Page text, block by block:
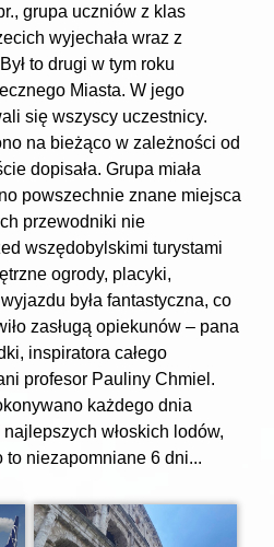
grupa uczniów z klas
wyjechała wraz z
to drugi w tym roku
Miasta. W jego
się wszyscy uczestnicy.
na bieżąco w zależności od
dopisała. Grupa miała
powszechnie znane miejsca
przewodniki nie
wszędobylskimi turystami
ogrody, placyki,
była fantastyczna, co
zasługą opiekunów – pana
inspiratora całego
profesor Pauliny Chmiel.
każdego dnia
włoskich lodów,
to niezapomniane 6 dni...